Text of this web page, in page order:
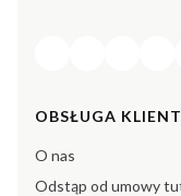
Linki w
OBSŁUGA
O nas
Odstąp od umowy